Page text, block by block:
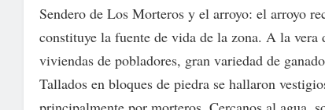
Sendero de Los Morteros y el arroyo: el arroyo
constituye la fuente de vida de la zona. A la vera
viviendas de pobladores, gran variedad de
Tallados en bloques de piedra se hallaron